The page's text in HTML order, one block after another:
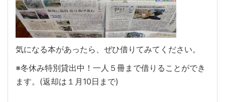
気になる本があったら、ぜひ借りてみてください。
※冬休み特別貸出中！一人５冊まで借りることができ
ます。(返却は１月10日まで)